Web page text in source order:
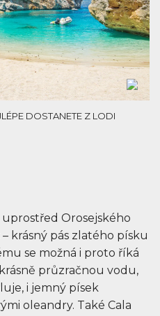
DOSTANETE Z LODI
Orosejského
krásný pás zlatého písku
se možná i proto říká
průzračnou vodu,
i jemný písek
oleandry. Také Cala